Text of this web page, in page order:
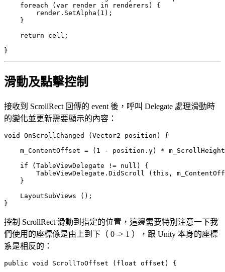
    foreach (var render in renderers) {
        render.SetAlpha(1);
    }
    return cell;
滑動及點擊控制
接收到 ScrollRect 回傳的 event 後，呼叫 Delegate 處理滑動時
的變化並更新需要顯示的內容：
void OnScrollChanged (Vector2 position) {
m_ContentOffset = (1 - position.y) *
    if (TableViewDelegate != null) {
TableViewDelegate.DidScroll (this,
    }
    LayoutSubViews ();
控制 ScrollRect 滑動到指定的位置，這邊需要特別注意一下我
們使用的座標係是由上到下（ 0 -> 1 ），跟 Unity 本身的座標
系是相反的：
public void ScrollToOffset (float offset) {